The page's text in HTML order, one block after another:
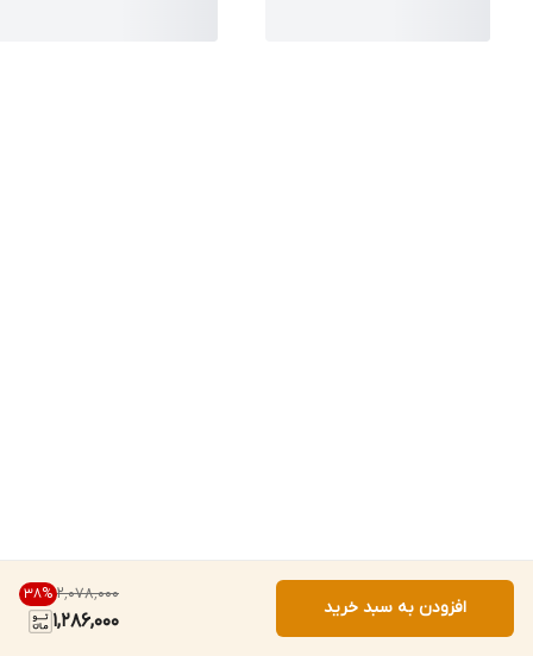
۲٬۰۷۸٬۰۰۰ 38%
1,286,000
افزودن به سبد خرید